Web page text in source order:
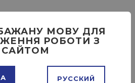
МОВУ ДЛЯ
РОБОТИ З
САЙТОМ
РУССКИЙ